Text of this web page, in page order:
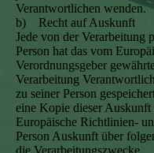
Verantwortlichen wenden.
b) Recht auf Auskunft
Jede von der Verarbeitung
Person hat das vom
Verordnungsgeber
Verarbeitung
zu seiner Person
eine Kopie dieser Auskunft
Europäische Richtlinien-
Person Auskunft über
die Verarbeitungszwecke